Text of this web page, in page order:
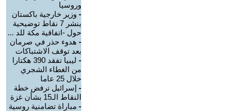
وروسيا
- وزير خارجية باكستان
ينشر 7 نقاط توضيحية
حول -اتفاقية مكة للد ...
- هدوء حذر في صرمان
بعد توقف الاشتباكات
-
ليبيا تفقد 390 هكتارا
من الغطاء الشجري
خلال 25 عاما
- إسرائيل ترفض خطة
النقاط الـ15 بشأن غزة
- مباراة تضامنية روسية